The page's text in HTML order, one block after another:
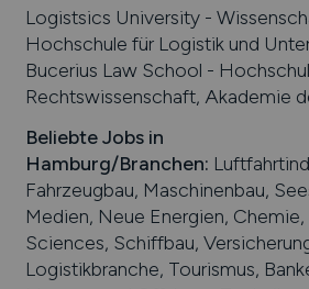
Logistsics University -
Hochschule für Logistik und
Bucerius Law School -
Rechtswissenschaft, Akademie
Beliebte Jobs in
Hamburg/Branchen:
Fahrzeugbau, Maschinenbau,
Medien, Neue Energien,
Sciences, Schiffbau,
Logistikbranche, Tourismus,